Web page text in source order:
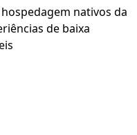
nativos da
de baixa